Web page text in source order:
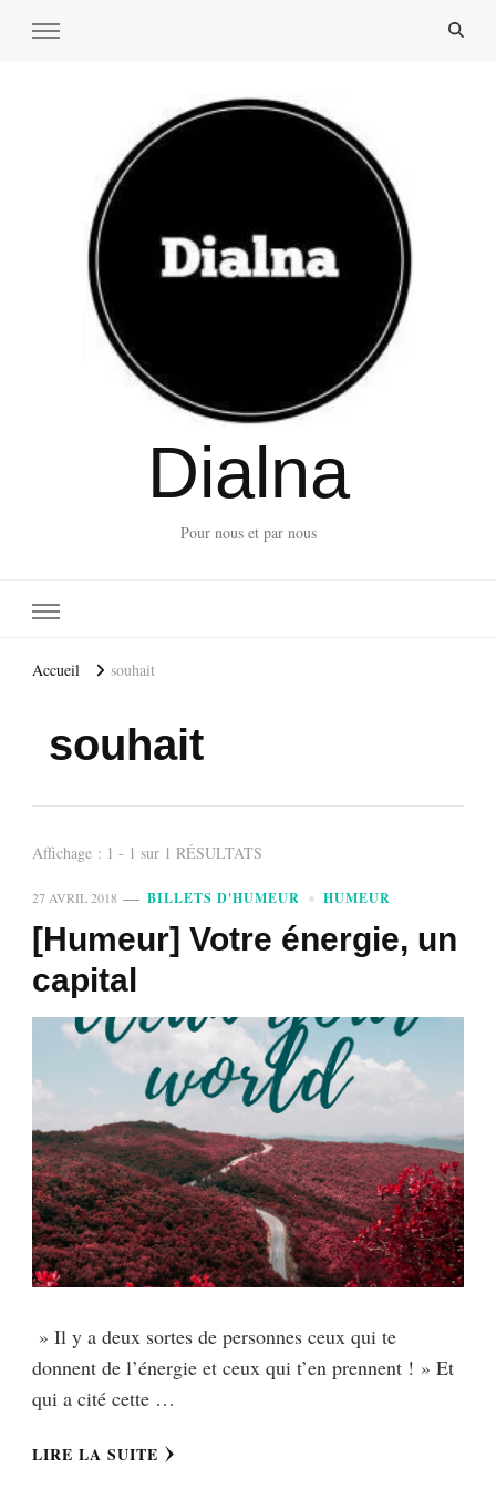
Dialna
Pour nous et par nous
Accueil souhait
souhait
Affichage : 1 - 1 sur 1 RÉSULTATS
27 AVRIL 2018 BILLETS D'HUMEUR HUMEUR
[Humeur] Votre énergie, un
capital
» Il y a deux sortes de personnes ceux qui te
donnent de l’énergie et ceux qui t’en prennent ! » Et
qui a cité cette …
LIRE LA SUITE